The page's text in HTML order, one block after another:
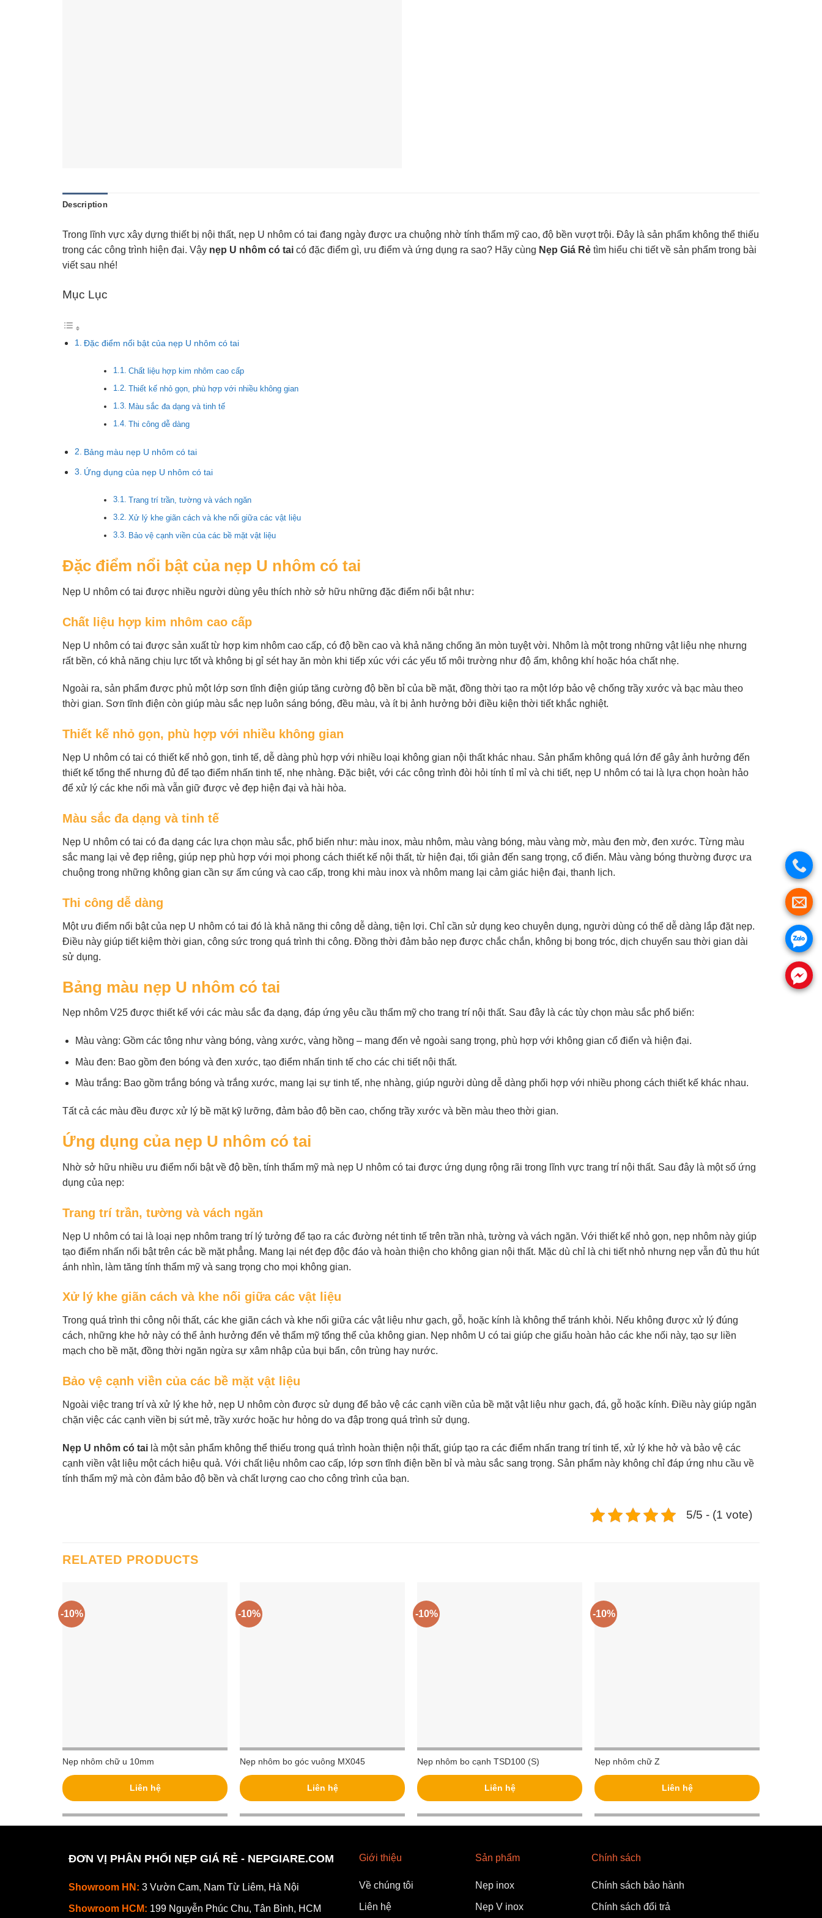
Description
Trong lĩnh vực xây dựng thiết bị nội thất, nẹp U nhôm có tai đang ngày được ưa chuộng nhờ tính thẩm mỹ cao, độ bền vượt trội. Đây là sản phẩm không thể thiếu
trong các công trình hiện đại. Vậy nẹp U nhôm có tai có đặc điểm gì, ưu điểm và ứng dụng ra sao? Hãy cùng Nẹp Giá Rẻ tìm hiểu chi tiết về sản phẩm trong bài
viết sau nhé!
Mục Lục
Đặc điểm nổi bật của nẹp U nhôm có tai
Chất liệu hợp kim nhôm cao cấp
Thiết kế nhỏ gọn, phù hợp với nhiều không gian
Màu sắc đa dạng và tinh tế
Thi công dễ dàng
Bảng màu nẹp U nhôm có tai
Ứng dụng của nẹp U nhôm có tai
Trang trí trần, tường và vách ngăn
Xử lý khe giãn cách và khe nối giữa các vật liệu
Bảo vệ cạnh viền của các bề mặt vật liệu
Đặc điểm nổi bật của nẹp U nhôm có tai
Nẹp U nhôm có tai được nhiều người dùng yêu thích nhờ sở hữu những đặc điểm nổi bật như:
Chất liệu hợp kim nhôm cao cấp
Nẹp U nhôm có tai được sản xuất từ hợp kim nhôm cao cấp, có độ bền cao và khả năng chống ăn mòn tuyệt vời. Nhôm là một trong những vật liệu nhẹ nhưng
rất bền, có khả năng chịu lực tốt và không bị gỉ sét hay ăn mòn khi tiếp xúc với các yếu tố môi trường như độ ẩm, không khí hoặc hóa chất nhẹ.
Ngoài ra, sản phẩm được phủ một lớp sơn tĩnh điện giúp tăng cường độ bền bỉ của bề mặt, đồng thời tạo ra một lớp bảo vệ chống trầy xước và bạc màu theo
thời gian. Sơn tĩnh điện còn giúp màu sắc nẹp luôn sáng bóng, đều màu, và ít bị ảnh hưởng bởi điều kiện thời tiết khắc nghiệt.
Thiết kế nhỏ gọn, phù hợp với nhiều không gian
Nẹp U nhôm có tai có thiết kế nhỏ gọn, tinh tế, dễ dàng phù hợp với nhiều loại không gian nội thất khác nhau. Sản phẩm không quá lớn để gây ảnh hưởng đến
thiết kế tổng thể nhưng đủ để tạo điểm nhấn tinh tế, nhẹ nhàng. Đặc biệt, với các công trình đòi hỏi tính tỉ mỉ và chi tiết, nẹp U nhôm có tai là lựa chọn hoàn hảo
để xử lý các khe nối mà vẫn giữ được vẻ đẹp hiện đại và hài hòa.
Màu sắc đa dạng và tinh tế
Nẹp U nhôm có tai có đa dạng các lựa chọn màu sắc, phổ biến như: màu inox, màu nhôm, màu vàng bóng, màu vàng mờ, màu đen mờ, đen xước. Từng màu
sắc mang lại vẻ đẹp riêng, giúp nẹp phù hợp với mọi phong cách thiết kế nội thất, từ hiện đại, tối giản đến sang trọng, cổ điển. Màu vàng bóng thường được ưa
chuộng trong những không gian cần sự ấm cúng và cao cấp, trong khi màu inox và nhôm mang lại cảm giác hiện đại, thanh lịch.
Thi công dễ dàng
Một ưu điểm nổi bật của nẹp U nhôm có tai đó là khả năng thi công dễ dàng, tiện lợi. Chỉ cần sử dụng keo chuyên dụng, người dùng có thể dễ dàng lắp đặt nẹp.
Điều này giúp tiết kiệm thời gian, công sức trong quá trình thi công. Đồng thời đảm bảo nẹp được chắc chắn, không bị bong tróc, dịch chuyển sau thời gian dài
sử dụng.
Bảng màu nẹp U nhôm có tai
Nẹp nhôm V25 được thiết kế với các màu sắc đa dạng, đáp ứng yêu cầu thẩm mỹ cho trang trí nội thất. Sau đây là các tùy chọn màu sắc phổ biến:
Màu vàng: Gồm các tông như vàng bóng, vàng xước, vàng hồng – mang đến vẻ ngoài sang trọng, phù hợp với không gian cổ điển và hiện đại.
Màu đen: Bao gồm đen bóng và đen xước, tạo điểm nhấn tinh tế cho các chi tiết nội thất.
Màu trắng: Bao gồm trắng bóng và trắng xước, mang lại sự tinh tế, nhẹ nhàng, giúp người dùng dễ dàng phối hợp với nhiều phong cách thiết kế khác nhau.
Tất cả các màu đều được xử lý bề mặt kỹ lưỡng, đảm bảo độ bền cao, chống trầy xước và bền màu theo thời gian.
Ứng dụng của nẹp U nhôm có tai
Nhờ sở hữu nhiều ưu điểm nổi bật về độ bền, tính thẩm mỹ mà nẹp U nhôm có tai được ứng dụng rộng rãi trong lĩnh vực trang trí nội thất. Sau đây là một số ứng
dụng của nẹp:
Trang trí trần, tường và vách ngăn
Nẹp U nhôm có tai là loại nẹp nhôm trang trí lý tưởng để tạo ra các đường nét tinh tế trên trần nhà, tường và vách ngăn. Với thiết kế nhỏ gọn, nẹp nhôm này giúp
tạo điểm nhấn nổi bật trên các bề mặt phẳng. Mang lại nét đẹp độc đáo và hoàn thiện cho không gian nội thất. Mặc dù chỉ là chi tiết nhỏ nhưng nẹp vẫn đủ thu hút
ánh nhìn, làm tăng tính thẩm mỹ và sang trọng cho mọi không gian.
Xử lý khe giãn cách và khe nối giữa các vật liệu
Trong quá trình thi công nội thất, các khe giãn cách và khe nối giữa các vật liệu như gạch, gỗ, hoặc kính là không thể tránh khỏi. Nếu không được xử lý đúng
cách, những khe hở này có thể ảnh hưởng đến vẻ thẩm mỹ tổng thể của không gian. Nẹp nhôm U có tai giúp che giấu hoàn hảo các khe nối này, tạo sự liền
mạch cho bề mặt, đồng thời ngăn ngừa sự xâm nhập của bụi bẩn, côn trùng hay nước.
Bảo vệ cạnh viền của các bề mặt vật liệu
Ngoài việc trang trí và xử lý khe hở, nẹp U nhôm còn được sử dụng để bảo vệ các cạnh viền của bề mặt vật liệu như gạch, đá, gỗ hoặc kính. Điều này giúp ngăn
chặn việc các cạnh viền bị sứt mẻ, trầy xước hoặc hư hỏng do va đập trong quá trình sử dụng.
Nẹp U nhôm có tai là một sản phẩm không thể thiếu trong quá trình hoàn thiện nội thất, giúp tạo ra các điểm nhấn trang trí tinh tế, xử lý khe hở và bảo vệ các
cạnh viền vật liệu một cách hiệu quả. Với chất liệu nhôm cao cấp, lớp sơn tĩnh điện bền bỉ và màu sắc sang trọng. Sản phẩm này không chỉ đáp ứng nhu cầu về
tính thẩm mỹ mà còn đảm bảo độ bền và chất lượng cao cho công trình của bạn.
5/5 - (1 vote)
RELATED PRODUCTS
-10%
Nẹp nhôm chữ u 10mm
Liên hệ
-10%
Nẹp nhôm bo góc vuông MX045
Liên hệ
-10%
Nẹp nhôm bo cạnh TSD100 (S)
Liên hệ
-10%
Nẹp nhôm chữ Z
Liên hệ
ĐƠN VỊ PHÂN PHỐI NẸP GIÁ RẺ - NEPGIARE.COM
Showroom HN: 3 Vườn Cam, Nam Từ Liêm, Hà Nội
Showroom HCM: 199 Nguyễn Phúc Chu, Tân Bình, HCM
Giới thiệu
Về chúng tôi
Liên hệ
Sản phẩm
Nẹp inox
Nẹp V inox
Chính sách
Chính sách bảo hành
Chính sách đổi trả
.
.